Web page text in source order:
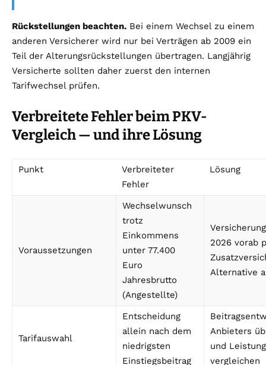
Rückstellungen beachten. Bei einem Wechsel zu einem
anderen Versicherer wird nur bei Verträgen ab 2009 ein
Teil der Alterungsrückstellungen übertragen. Langjährig
Versicherte sollten daher zuerst den internen
Tarifwechsel prüfen.
Verbreitete Fehler beim PKV-
Vergleich — und ihre Lösung
Punkt
Verbreiteter
Fehler
Lösung
Voraussetzungen
Wechselwunsch
trotz
Einkommens
unter 77.400
Euro
Jahresbrutto
(Angestellte)
2026 vorab
Alternative
Tarifauswahl
Entscheidung
allein nach dem
niedrigsten
Einstiegsbeitrag
Anbieters
und
vergleichen